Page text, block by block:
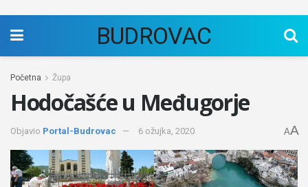
BUDROVAC
Početna Župa
Hodočašće u Međugorje
Objavio Portal-Budrovac 6 ožujka, 2020 AA